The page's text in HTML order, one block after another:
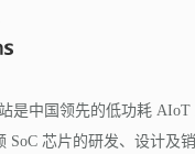
是中国领先的低功耗
SoC 芯片的研发、设计及